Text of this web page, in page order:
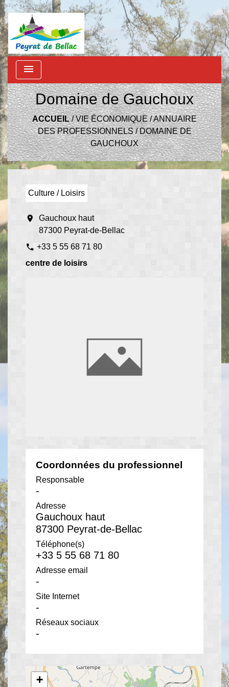
menu
Domaine de Gauchoux
ACCUEIL/VIE ÉCONOMIQUE/ANNUAIRE
DES PROFESSIONNELS/DOMAINE DE
GAUCHOUX
Culture / Loisirs
location_on
Gauchoux haut
87300 Peyrat-de-Bellac
phone +33 5 55 68 71 80
centre de loisirs
Coordonnées du professionnel
Responsable
-
Adresse
Gauchoux haut
87300 Peyrat-de-Bellac
Téléphone(s)
+33 5 55 68 71 80
Adresse email
-
Site Internet
-
Réseaux sociaux
-
+